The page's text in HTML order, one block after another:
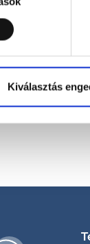
Kiválasztás